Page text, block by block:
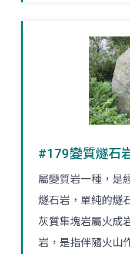
#179變質燧石
屬變質岩一種，是
燧石岩，單純的燧
灰質集塊岩屬火成
岩，是指伴隨火山